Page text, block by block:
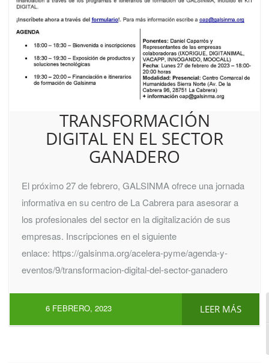
TRANSFORMACIÓN
DIGITAL EN EL SECTOR
GANADERO
El próximo 27 de febrero, GALSINMA ofrece una jornada
informativa en su centro de La Cabrera para asesorar a
los profesionales del sector en la digitalización de sus
empresas. Inscripciones en el siguiente
enlace: https://galsinma.org/acelera-pyme/agenda-y-
eventos/9/transformacion-digital-del-sector-ganadero
LEER MÁS
6 FEBRERO, 2023